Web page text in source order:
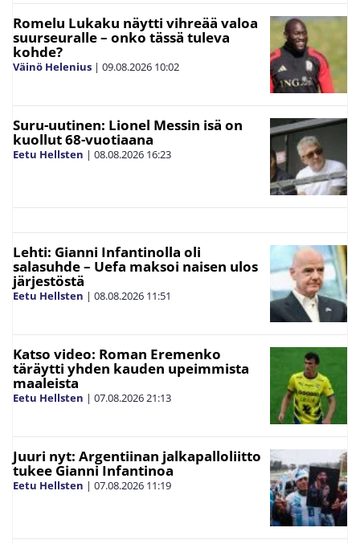
Romelu Lukaku näytti vihreää valoa
suurseuralle – onko tässä tuleva
kohde?
Väinö Helenius | 09.08.2026 10:02
Suru-uutinen: Lionel Messin isä on
kuollut 68-vuotiaana
Eetu Hellsten | 08.08.2026 16:23
Lehti: Gianni Infantinolla oli
salasuhde – Uefa maksoi naisen ulos
järjestöstä
Eetu Hellsten | 08.08.2026 11:51
Katso video: Roman Eremenko
täräytti yhden kauden upeimmista
maaleista
Eetu Hellsten | 07.08.202621:13
Juuri nyt: Argentiinan jalkapalloliitto
tukee Gianni Infantinoa
Eetu Hellsten | 07.08.2026 11:19